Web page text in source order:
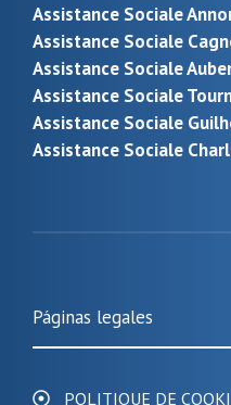
Assistance Sociale
Assistance Sociale
Assistance Sociale
Assistance Sociale
Assistance Sociale
Assistance Sociale
Páginas legales
POLITIQUE DE